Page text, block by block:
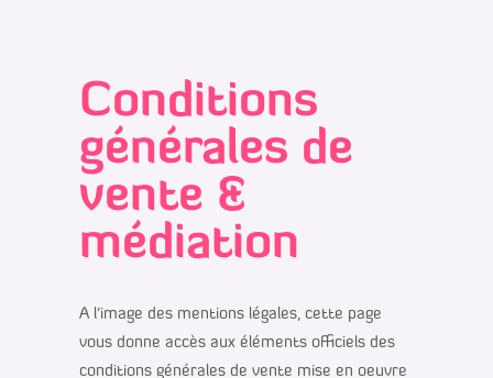
Conditions
générales de
vente &
médiation
A l’image des mentions légales, cette page
vous donne accès aux éléments officiels des
conditions générales de vente mise en oeuvre